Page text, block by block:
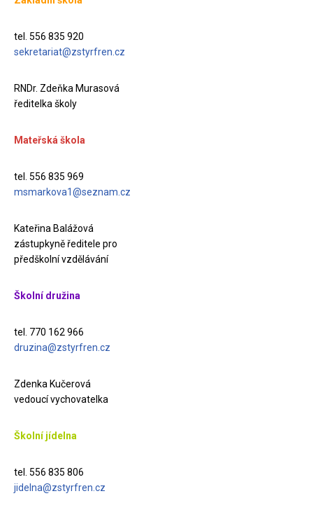
tel. 556 835 920
sekretariat@zstyrfren.cz
RNDr. Zdeňka Murasová
ředitelka školy
Mateřská škola
tel. 556 835 969
msmarkova1@seznam.cz
Kateřina Balážová
zástupkyně ředitele pro
předškolní vzdělávání
Školní družina
tel. 770 162 966
druzina@zstyrfren.cz
Zdenka Kučerová
vedoucí vychovatelka
Školní jídelna
tel. 556 835 806
jidelna@zstyrfren.cz